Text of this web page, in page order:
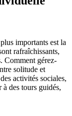
importants est la
rafraîchissants,
Comment gérez-
solitude et
activités sociales,
des tours guidés,